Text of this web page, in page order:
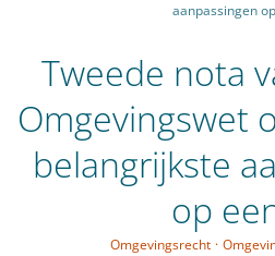
aanpassingen
Tweede nota
Omgevingswet
belangrijkste
op
Omgevingsrecht ·